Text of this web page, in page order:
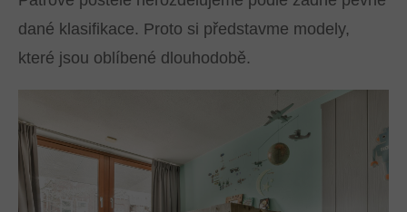
dané klasifikace. Proto si představme modely,
které jsou oblíbené dlouhodobě.